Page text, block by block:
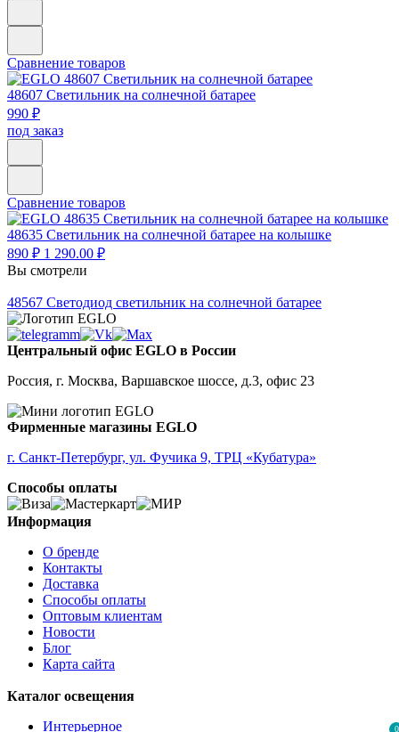
0
Сравнение товаров
48607 Светильник на солнечной батарее
990 ₽
под заказ
Сравнение товаров
48635 Светильник на солнечной батарее на колышке
890 ₽ 1 290.00 ₽
Вы смотрели
48567 Светодиод светильник на солнечной батарее
Центральный офис EGLO в России
Россия, г. Москва, Варшавское шоссе, д.3, офис 23
Фирменные магазины EGLO
г. Санкт-Петербург, ул. Фучика 9, ТРЦ «Кубатура»
Способы оплаты
Информация
О бренде
Контакты
Доставка
Способы оплаты
Оптовым клиентам
Новости
Блог
Карта сайта
Каталог освещения
Интерьерное